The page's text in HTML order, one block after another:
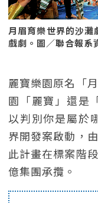
月眉育樂世界的沙
戲劇。圖／聯合報
麗寶樂園原名「
園「麗寶」還是
以判別你是屬於
界開發案啟動，
此計畫在標案階
億集團承攬。